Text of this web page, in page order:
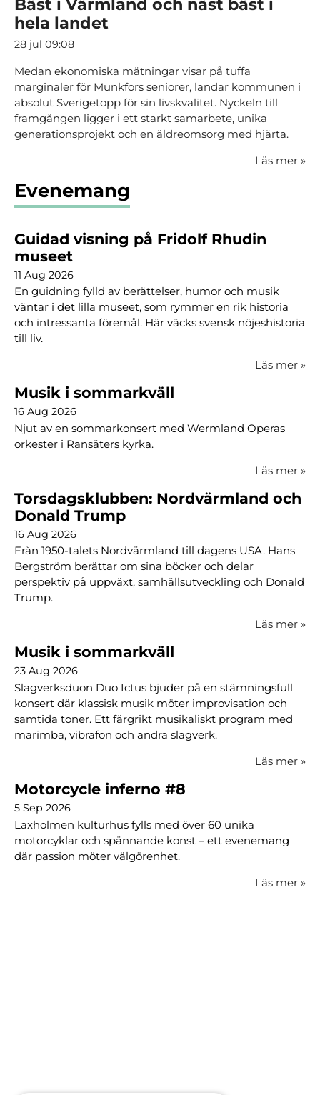
Bäst i Värmland och näst bäst i
hela landet
28 jul 09:08
Medan ekonomiska mätningar visar på tuffa
marginaler för Munkfors seniorer, landar kommunen i
absolut Sverigetopp för sin livskvalitet. Nyckeln till
framgången ligger i ett starkt samarbete, unika
generationsprojekt och en äldreomsorg med hjärta.
Läs mer »
Evenemang
Guidad visning på Fridolf Rhudin
museet
11 Aug 2026
En guidning fylld av berättelser, humor och musik
väntar i det lilla museet, som rymmer en rik historia
och intressanta föremål. Här väcks svensk nöjeshistoria
till liv.
Läs mer »
Musik i sommarkväll
16 Aug 2026
Njut av en sommarkonsert med Wermland Operas
orkester i Ransäters kyrka.
Läs mer »
Torsdagsklubben: Nordvärmland och
Donald Trump
16 Aug 2026
Från 1950-talets Nordvärmland till dagens USA. Hans
Bergström berättar om sina böcker och delar
perspektiv på uppväxt, samhällsutveckling och Donald
Trump.
Läs mer »
Musik i sommarkväll
23 Aug 2026
Slagverksduon Duo Ictus bjuder på en stämningsfull
konsert där klassisk musik möter improvisation och
samtida toner. Ett färgrikt musikaliskt program med
marimba, vibrafon och andra slagverk.
Läs mer »
Motorcycle inferno #8
5 Sep 2026
Laxholmen kulturhus fylls med över 60 unika
motorcyklar och spännande konst – ett evenemang
där passion möter välgörenhet.
Läs mer »